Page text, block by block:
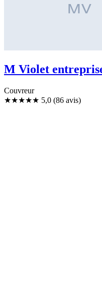
M Violet
Couvreur
★★★★★ 5,0 (86 avis)